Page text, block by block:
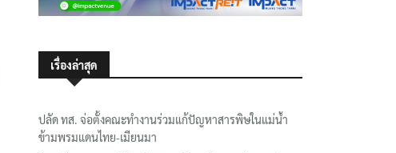
เรื่องล่าสุด
ปลัด ทส. จ่อตั้งคณะทำงานร่วมแก้ปัญหาสารพิษในแม่น้ำ
ข้ามพรมแดนไทย-เมียนมา